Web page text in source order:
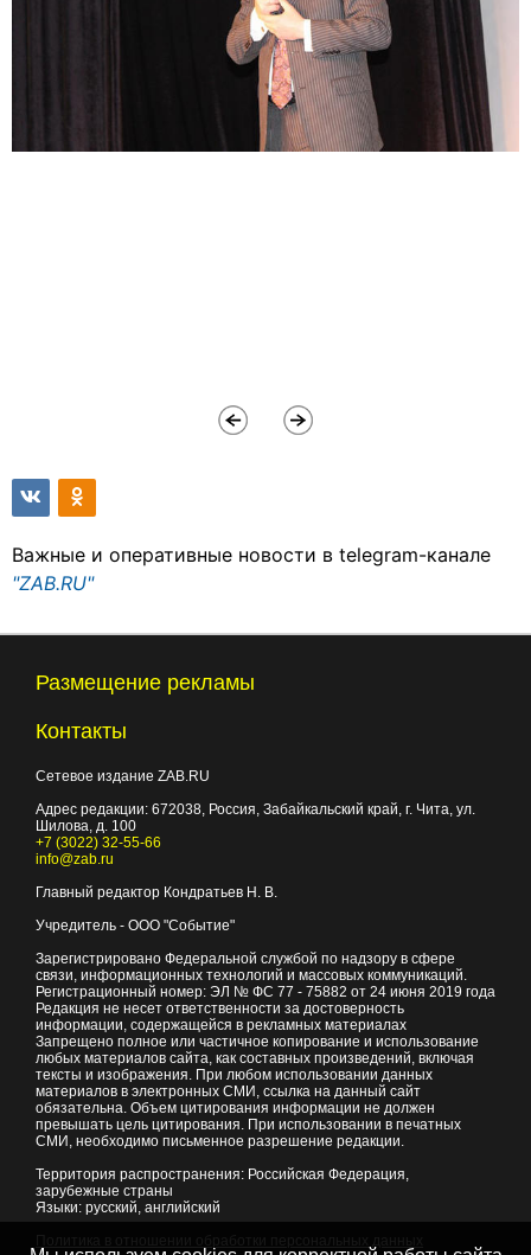
Важные и оперативные новости в telegram-канале
"ZAB.RU"
Размещение рекламы
Контакты
Сетевое издание ZAB.RU
Адрес редакции: 672038, Россия, Забайкальский край, г. Чита, ул.
Шилова, д. 100
+7 (3022) 32-55-66
info@zab.ru
Главный редактор Кондратьев Н. В.
Учредитель - ООО "Событие"
Зарегистрировано Федеральной службой по надзору в сфере
связи, информационных технологий и массовых коммуникаций.
Регистрационный номер: ЭЛ № ФС 77 - 75882 от 24 июня 2019 года
Редакция не несет ответственности за достоверность
информации, содержащейся в рекламных материалах
Запрещено полное или частичное копирование и использование
любых материалов сайта, как составных произведений, включая
тексты и изображения. При любом использовании данных
материалов в электронных СМИ, ссылка на данный сайт
обязательна. Объем цитирования информации не должен
превышать цель цитирования. При использовании в печатных
СМИ, необходимо письменное разрешение редакции.
Территория распространения: Российская Федерация,
зарубежные страны
Языки: русский, английский